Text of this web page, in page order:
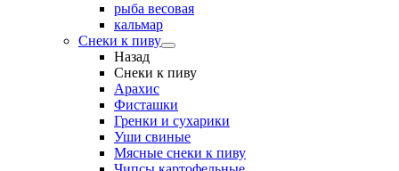
рыба весовая
кальмар
Снеки к пиву
Назад
Снеки к пиву
Арахис
Фисташки
Гренки и сухарики
Уши свиные
Мясные снеки к пиву